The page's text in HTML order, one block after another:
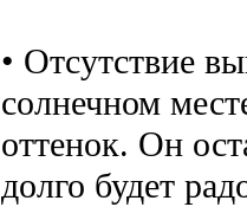
• Отсутствие
солнечном
оттенок. Он
долго будет